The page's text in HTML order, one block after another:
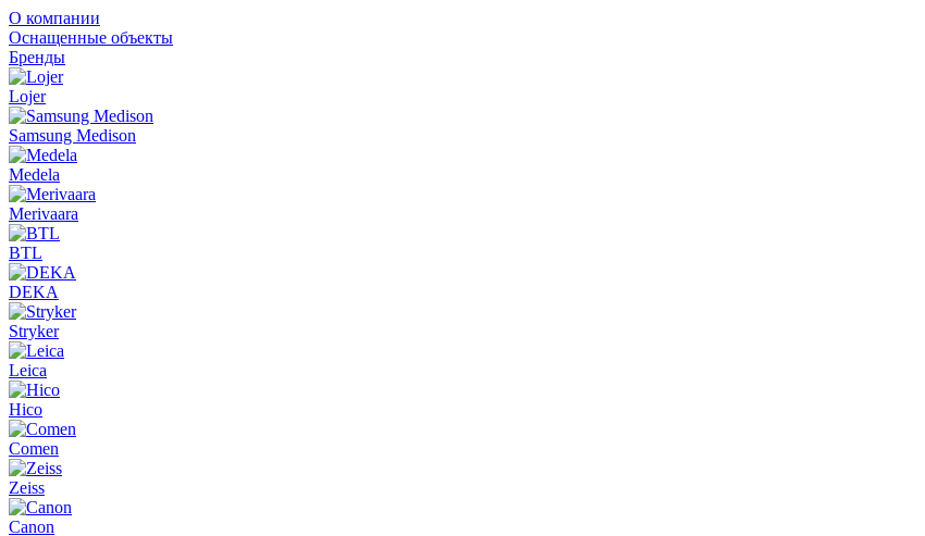
О компании
Оснащенные объекты
Бренды
Lojer
Samsung Medison
Medela
Merivaara
BTL
DEKA
Stryker
Leica
Hico
Comen
Zeiss
Canon